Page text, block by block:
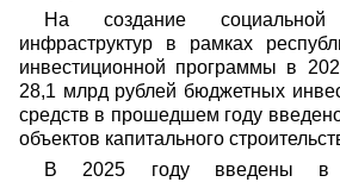
На создание
инфраструктур в рамках
инвестиционной программы в
28,1 млрд рублей бюджетных
средств в прошедшем году
объектов капитального
В 2025 году введены в